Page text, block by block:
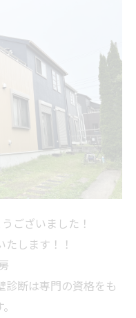
ございました！
します！！
診断は専門の資格をも